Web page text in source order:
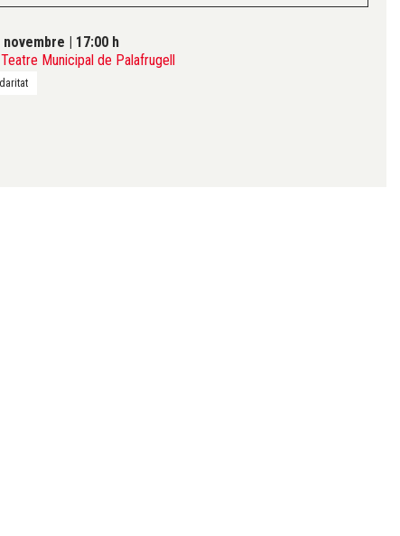
| 17:00 h
Municipal de Palafrugell